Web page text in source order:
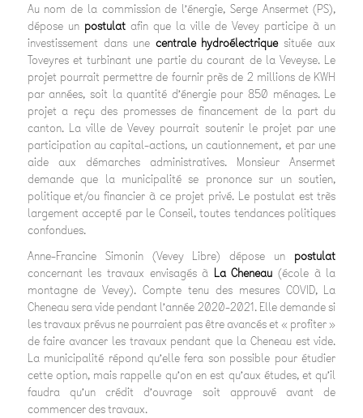
Au nom de la commission de l’énergie, Serge Ansermet (PS),
dépose un postulatafin que la ville de Vevey participe à un
investissement dans une centrale hydroélectriquesituée aux
Toveyres et turbinant une partie du courant de la Veveyse. Le
projet pourrait permettre de fournir près de 2 millions de KWH
par années, soit la quantité d’énergie pour 850 ménages. Le
projet a reçu des promesses de financement de la part du
canton. La ville de Vevey pourrait soutenir le projet par une
participation au capital-actions, un cautionnement, et par une
aide aux démarches administratives. Monsieur Ansermet
demande que la municipalité se prononce sur un soutien,
politique et/ou financier à ce projet privé. Le postulat est très
largement accepté par le Conseil, toutes tendances politiques
confondues.
Anne-Francine Simonin (Vevey Libre) dépose un postulat
concernant les travaux envisagés à La Cheneau (école à la
montagne de Vevey). Compte tenu des mesures COVID, La
Cheneau sera vide pendant l’année 2020-2021. Elle demande si
les travaux prévus ne pourraient pas être avancés et « profiter »
de faire avancer les travaux pendant que la Cheneau est vide.
La municipalité répond qu’elle fera son possible pour étudier
cette option, mais rappelle qu’on en est qu’aux études, et qu’il
faudra qu’un crédit d’ouvrage soit approuvé avant de
commencer des travaux.